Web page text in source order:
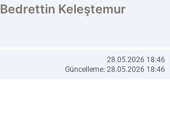
Bed­ret­tin Ke­leş­te­mur
28.05.2026 18:46
Güncelleme: 28.05.2026 18:46